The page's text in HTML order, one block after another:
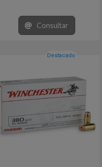
Consultar
Destacado